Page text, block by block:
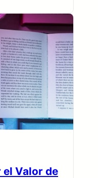
el Valor de